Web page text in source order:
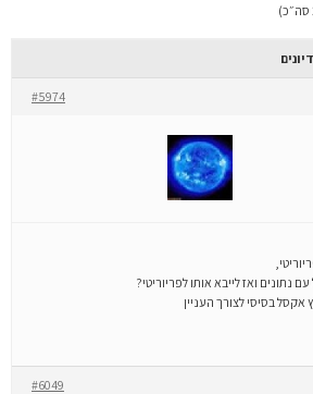
דיונים
#5974
נתונים ואז לייבא אותו לפריוריטי?
בסיסי לצורך העניין
#6049